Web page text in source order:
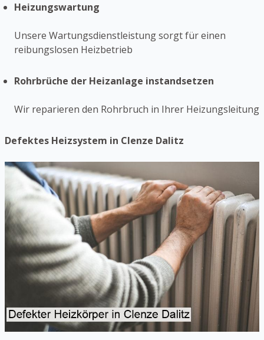
Heizungswartung
Unsere Wartungsdienstleistung sorgt für einen
reibungslosen Heizbetrieb
Rohrbrüche der Heizanlage instandsetzen
Wir reparieren den Rohrbruch in Ihrer Heizungsleitung
Defektes Heizsystem in Clenze Dalitz